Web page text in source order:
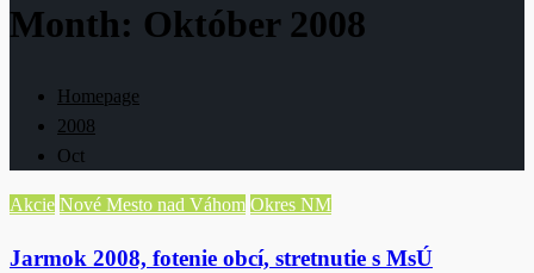
Month: Október 2008
Homepage
2008
Oct
Akcie Nové Mesto nad Váhom Okres NM
Jarmok 2008, fotenie obcí, stretnutie s MsÚ